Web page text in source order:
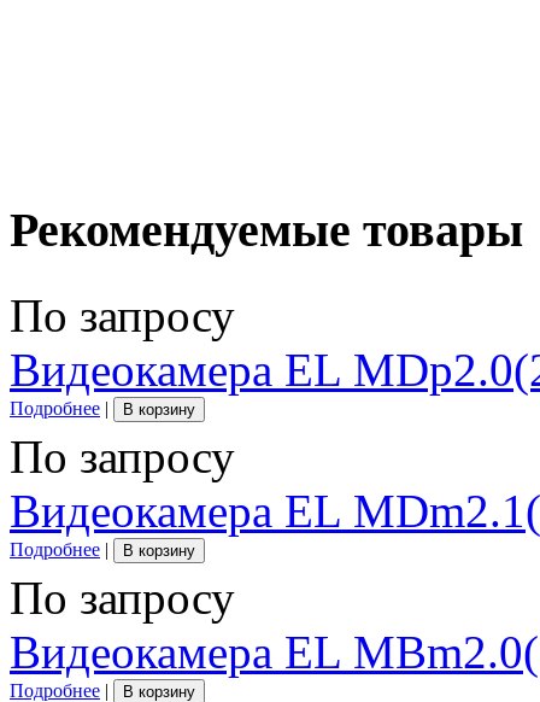
Рекомендуемые товары
По запросу
Видеокамера EL
Подробнее | В корзину
По запросу
Видеокамера EL
Подробнее | В корзину
По запросу
Видеокамера EL
Подробнее | В корзину